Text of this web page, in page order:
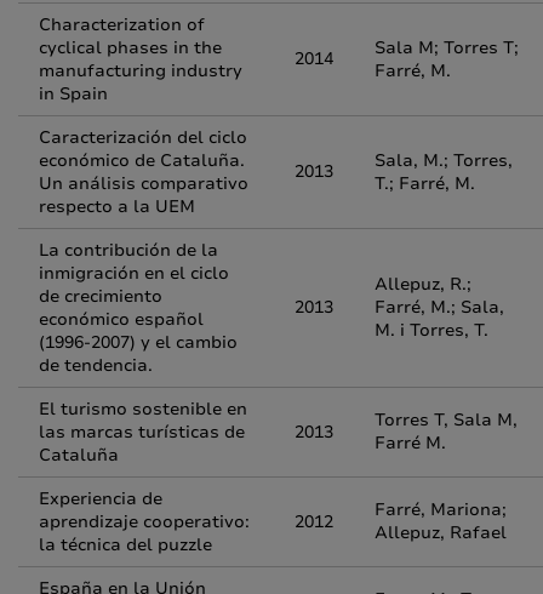
Characterization of
cyclical phases in the
manufacturing industry
in Spain
2014
Sala M; Torres T;
Farré, M.
Caracterización del ciclo
económico de Cataluña.
Un análisis comparativo
respecto a la UEM
2013
Sala, M.; Torres,
T.; Farré, M.
La contribución de la
inmigración en el ciclo
de crecimiento
económico español
(1996-2007) y el cambio
de tendencia.
2013
Allepuz, R.;
Farré, M.; Sala,
M. i Torres, T.
El turismo sostenible en
las marcas turísticas de
Cataluña
2013
Torres T, Sala M,
Farré M.
Experiencia de
aprendizaje cooperativo:
la técnica del puzzle
2012
Farré, Mariona;
Allepuz, Rafael
España en la Unión